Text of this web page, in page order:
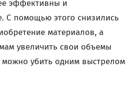
эффективны и
С помощью этого снизились
материалов, а
увеличить свои объемы
можно убить одним выстрелом